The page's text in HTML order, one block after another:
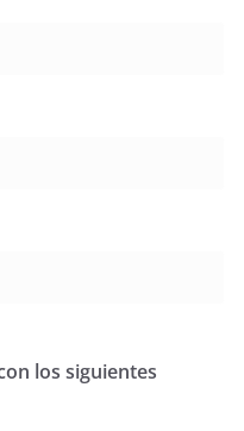
los siguientes